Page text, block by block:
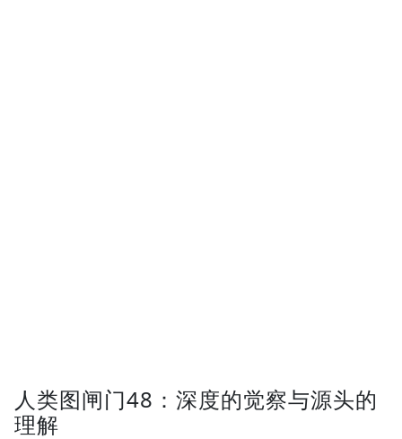
人类图闸门48：深度的觉察与源头的
理解